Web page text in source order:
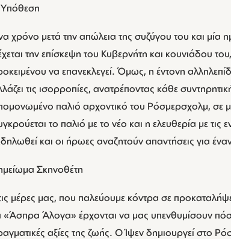
χρόνο μετά την απώλεια της συζύγου του και μία
την επίσκεψη του Κυβερνήτη και κουνιάδου
να επανεκλεγεί. Όμως, η έντονη
τις ισορροπίες, ανατρέποντας κάθε
παλιό αρχοντικό του Ρόσμερσχολμ, σε
το παλιό με το νέο και η ελευθερία με
και οι ήρωες αναζητούν απαντήσεις για
Σκηνοθέτη
μέρες μας, που παλεύουμε κόντρα σε
«Άσπρα Άλογα» έρχονται να μας υπενθυμίσουν πόσο
αξίες της ζωής. Ο Ίψεν δημιουργεί στο